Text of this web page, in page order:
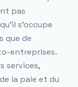
pas
s'occupe
que de
entreprises.
services,
la paie et du